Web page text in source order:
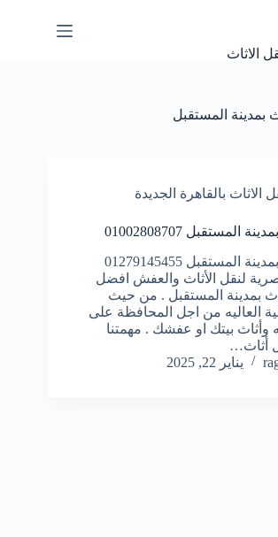
الاثاث
بمدينة المستقبل
بالقاهرة الجديدة
01002808707
شركة نقل اثاث بمدينة المستقبل 01279145455
لنقل الأثاث والعفش افضل
بمدينة المستقبل . من حيث
العاليه من اجل المحافظة على
وأثاث بيتك او عفشك . مهمتنا
أثاث…
يناير 22, 2025